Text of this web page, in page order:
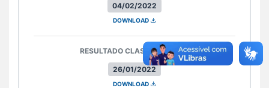
04/02/2022
DOWNLOAD
26/01/2022
RESULTADO CLASSIFICATÓRIO
DOWNLOAD